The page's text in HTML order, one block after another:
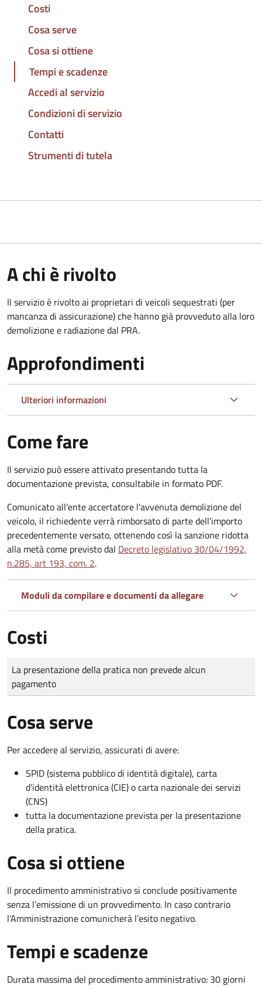
Costi
Cosa serve
Cosa si ottiene
Tempi e scadenze
Accedi al servizio
Condizioni di servizio
Contatti
Strumenti di tutela
A chi è rivolto
Il servizio è rivolto ai proprietari di veicoli sequestrati (per
mancanza di assicurazione) che hanno già provveduto alla loro
demolizione e radiazione dal PRA.
Approfondimenti
Ulteriori informazioni
Come fare
Il servizio può essere attivato presentando tutta la
documentazione prevista, consultabile in formato PDF.
Comunicato all'ente accertatore l'avvenuta demolizione del
veicolo, il richiedente verrà rimborsato di parte dell'importo
precedentemente versato, ottenendo così la sanzione ridotta
alla metà come previsto dal Decreto legislativo 30/04/1992,
n.285, art 193, com. 2.
Moduli da compilare e documenti da allegare
Costi
Tipo di pagamento
Importo
La presentazione della pratica non prevede alcun
pagamento
Cosa serve
Per accedere al servizio, assicurati di avere:
SPID (sistema pubblico di identità digitale), carta
d’identità elettronica (CIE) o carta nazionale dei servizi
(CNS)
tutta la documentazione prevista per la presentazione
della pratica.
Cosa si ottiene
Il procedimento amministrativo si conclude positivamente
senza l’emissione di un provvedimento. In caso contrario
l’Amministrazione comunicherà l’esito negativo.
Tempi e scadenze
Durata massima del procedimento amministrativo: 30 giorni